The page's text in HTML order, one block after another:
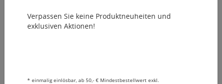
Verpassen Sie keine Produktneuheiten und
exklusiven Aktionen!
* einmalig einlösbar, ab 50,- € Mindestbestellwert exkl.
Taping - Reinhold Roth
Artikelnummer: 04522
Der große Bildatlas - kinesiologisches Tapen